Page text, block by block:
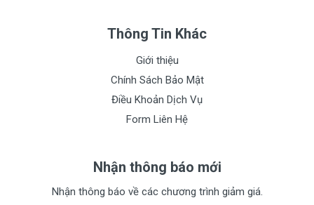
Thông Tin Khác
Giới thiệu
Chính Sách Bảo Mật
Điều Khoản Dịch Vụ
Form Liên Hệ
Nhận thông báo mới
Nhận thông báo về các chương trình giảm giá.